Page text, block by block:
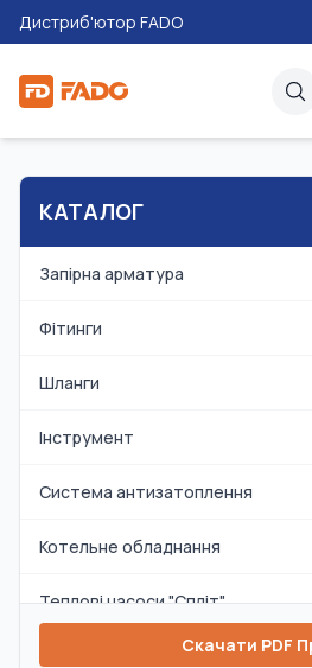
Дистриб'ютор FADO
КАТАЛОГ
Запірна арматура
Фітинги
Шланги
Інструмент
Система антизатоплення
Котельне обладнання
Теплові насоси "Спліт"
Змішувачі та аксесуариСкачати PDF